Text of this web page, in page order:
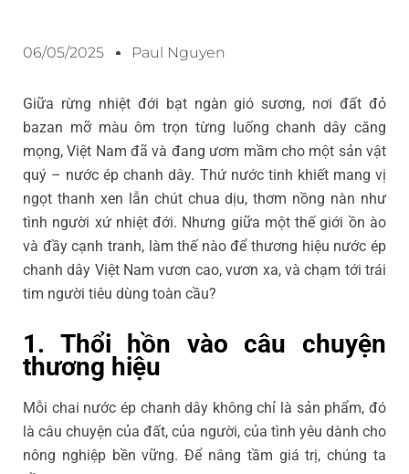
06/05/2025 Paul Nguyen
Giữa rừng nhiệt đới bạt ngàn gió sương, nơi đất đỏ
bazan mỡ màu ôm trọn từng luống chanh dây căng
mọng, Việt Nam đã và đang ươm mầm cho một sản vật
quý – nước ép chanh dây. Thứ nước tinh khiết mang vị
ngọt thanh xen lẫn chút chua dịu, thơm nồng nàn như
tình người xứ nhiệt đới. Nhưng giữa một thế giới ồn ào
và đầy cạnh tranh, làm thế nào để thương hiệu nước ép
chanh dây Việt Nam vươn cao, vươn xa, và chạm tới trái
tim người tiêu dùng toàn cầu?
1. Thổi hồn vào câu chuyện
thương hiệu
Mỗi chai nước ép chanh dây không chỉ là sản phẩm, đó
là câu chuyện của đất, của người, của tình yêu dành cho
nông nghiệp bền vững. Để nâng tầm giá trị, chúng ta